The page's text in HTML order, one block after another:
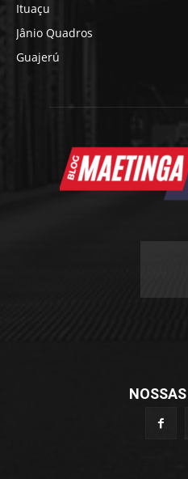
Ituaçu
Jânio Quadros
Guajerú
NOSSAS